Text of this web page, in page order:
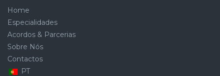
Home
Especialidades
Acordos & Parcerias
Sobre Nós
Contactos
PT